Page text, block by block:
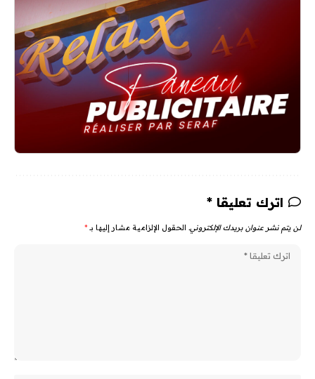
اترك تعليقا *
لن يتم نشر عنوان بريدك الإلكتروني. الحقول الإلزامية مشار إليها بـ *